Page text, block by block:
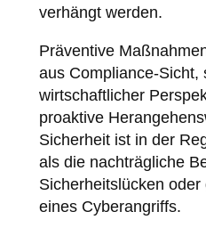
verhängt werden.
Präventive
aus Compliance-Sicht,
wirtschaftlicher
proaktive
Sicherheit ist in der
als die nachträgliche
Sicherheitslücken
eines Cyberangriffs.